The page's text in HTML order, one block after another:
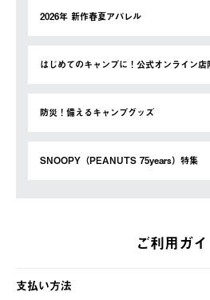
2026年 新作春夏アパレル
はじめてのキャンプに！公式オンライン店
防災！備えるキャンプグッズ
SNOOPY（PEANUTS 75years）特集
ご利用ガ
支払い方法